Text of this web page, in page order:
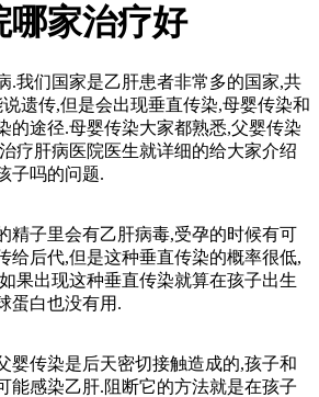
哪家治疗好
们国家是乙肝患者非常多的国家,共
遗传,但是会出现垂直传染,母婴传染和
的途径.母婴传染大家都熟悉,父婴传染
疗肝病医院医生就详细的给大家介绍
子吗的问题.
子里会有乙肝病毒,受孕的时候有可
给后代,但是这种垂直传染的概率很低,
果出现这种垂直传染就算在孩子出生
蛋白也没有用.
传染是后天密切接触造成的,孩子和
能感染乙肝.阻断它的方法就是在孩子